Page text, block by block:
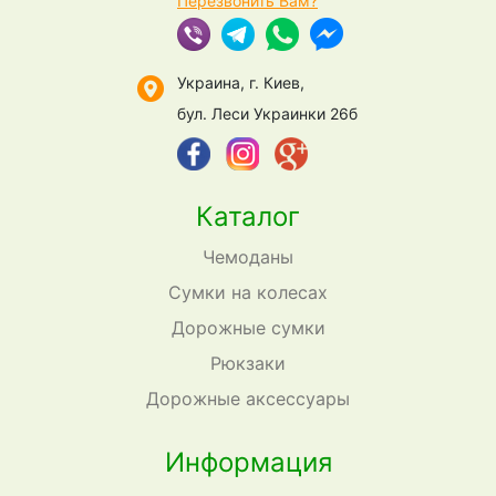
Каталог
Чемоданы
Сумки на колесах
Дорожные сумки
Рюкзаки
Дорожные аксессуары
Информация
Украина, г. Киев,
бул. Леси Украинки 26б